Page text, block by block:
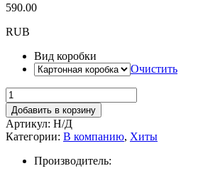
590.00
RUB
Вид коробки
Очистить
Добавить в корзину
Артикул: Н/Д
Категории: В компанию, Хиты
Производитель: